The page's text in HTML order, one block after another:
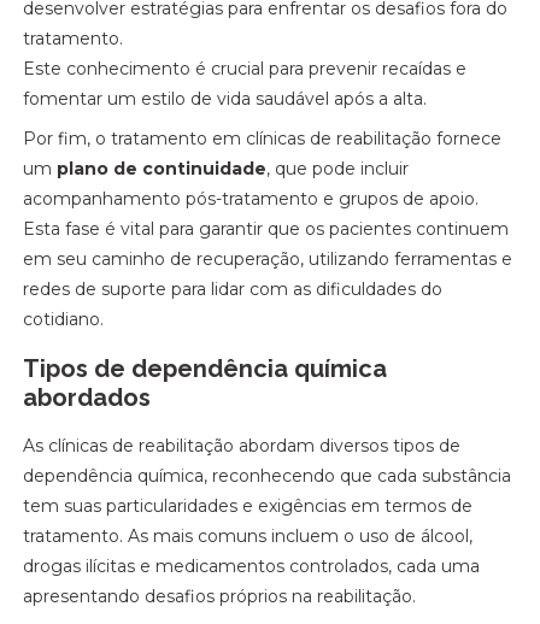
desenvolver estratégias para enfrentar os desafios fora do
tratamento.
Este conhecimento é crucial para prevenir recaídas e
fomentar um estilo de vida saudável após a alta.
Por fim, o tratamento em clínicas de reabilitação fornece
um plano de continuidade, que pode incluir
acompanhamento pós-tratamento e grupos de apoio.
Esta fase é vital para garantir que os pacientes continuem
em seu caminho de recuperação, utilizando ferramentas e
redes de suporte para lidar com as dificuldades do
cotidiano.
Tipos de dependência química
abordados
As clínicas de reabilitação abordam diversos tipos de
dependência química, reconhecendo que cada substância
tem suas particularidades e exigências em termos de
tratamento. As mais comuns incluem o uso de álcool,
drogas ilícitas e medicamentos controlados, cada uma
apresentando desafios próprios na reabilitação.